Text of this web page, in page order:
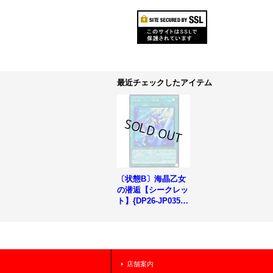
最近チェックしたアイテム
〔状態B〕海晶乙女
の潜逅【シークレッ
ト】{DP26-JP035}
店舗案内